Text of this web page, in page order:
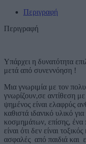
Περιγραφή
Περιγραφή
Υπάρχει η δυνατότητα
μετά από συνεννόηση !
Μια γνωριμία με τον
γνωρίζουν,σε αντίθεση
ψημένος είναι ελαφρύς
καθιστά ιδανικό υλικό
κοσμημάτων, επίσης, ένα
είναι ότι δεν είναι
ασφαλές από παιδιά και